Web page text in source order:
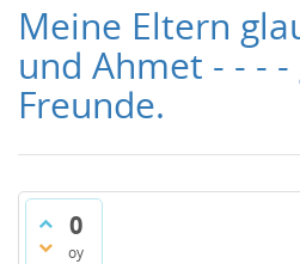
Meine Eltern
und Ahmet - - -
Freunde.
0
oy